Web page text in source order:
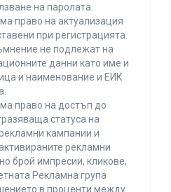
на паролата.
право на актуализация
при регистрацията.
не подлежат на
данни като име и
и наименование и ЕИК
право на достъп до
статуса на
кампании и
рекламни
брой импресии, кликове,
Рекламна група
в проценти между